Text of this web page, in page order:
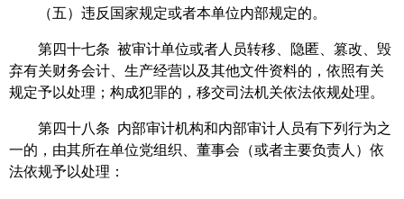
（五）违反国家规定或者本单位内部规定的。
第四十七条 被审计单位或者人员转移、隐匿、篡改、毁
弃有关财务会计、生产经营以及其他文件资料的，依照有关
规定予以处理；构成犯罪的，移交司法机关依法依规处理。
第四十八条 内部审计机构和内部审计人员有下列行为之
一的，由其所在单位党组织、董事会（或者主要负责人）依
法依规予以处理：